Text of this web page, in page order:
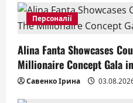
Персоналії
Alina Fanta Showcases
Millionaire Concept Gala
Савенко Ірина